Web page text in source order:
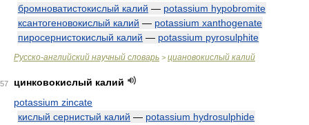
бромноватистокислый калий — potassium hypobromite
ксантогеновокислый калий — potassium xanthogenate
пиросернистокислый калий — potassium pyrosulphite
Русско-английский научный словарь > циановокислый калий
57
цинковокислый калий
potassium zincate
кислый сернистый калий — potassium hydrosulphide